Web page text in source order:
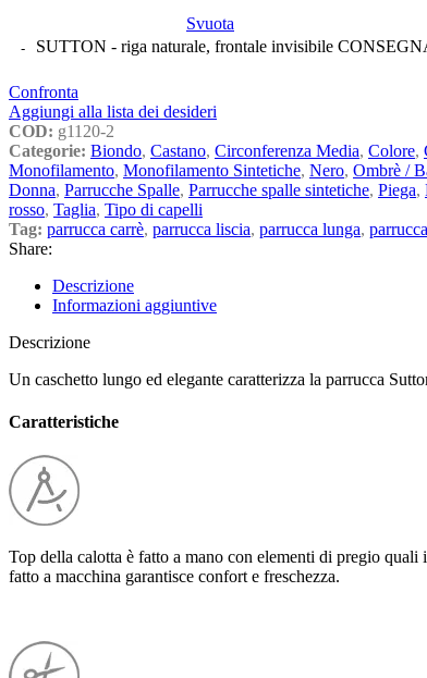
Svuota
SUTTON - riga naturale, frontale invisibile
Confronta
Aggiungi alla lista dei desideri
COD: g1120-2
Categorie: Biondo, Castano, Circonferenza Media, Colore,
Monofilamento, Monofilamento Sintetiche, Nero, Ombrè /
Donna, Parrucche Spalle, Parrucche spalle sintetiche, Piega,
rosso, Taglia, Tipo di capelli
Tag: parrucca carrè, parrucca liscia, parrucca lunga,
Share:
Descrizione
Informazioni aggiuntive
Descrizione
Un caschetto lungo ed elegante caratterizza la parrucca
Caratteristiche
Top della calotta è fatto a mano con elementi di pregio
fatto a macchina garantisce confort e freschezza.